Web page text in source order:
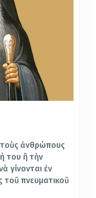
ἀνθρώπους
του ἢ τὴν
γίνονται ἐν
τοῦ πνευματικοῦ